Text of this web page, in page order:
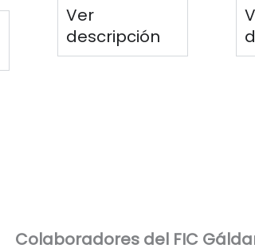
Ver
descripción
Colaboradores del FIC